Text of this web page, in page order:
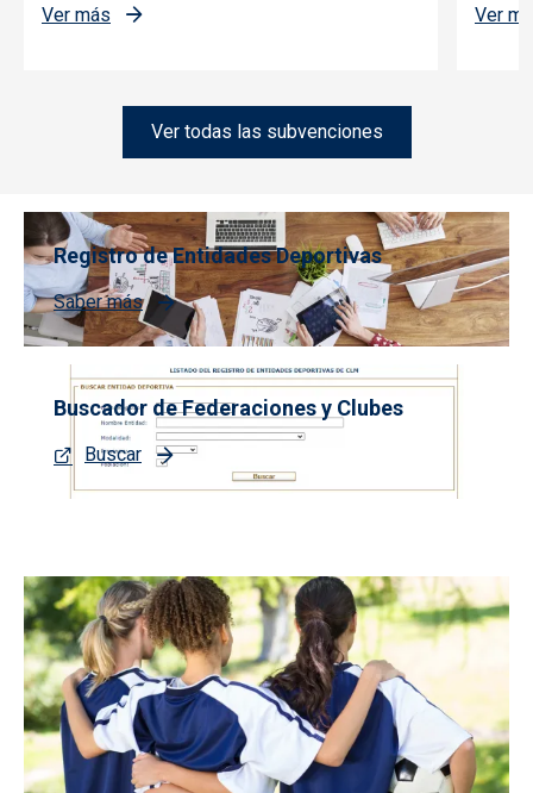
2024Ver más sobre Subvenciones para la organización yVer
Ver todas las subvenciones
Registro de Entidades Deportivas
Saber más
Buscador de Federaciones y Clubes
Buscar